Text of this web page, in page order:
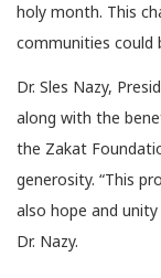
holy month. This
communities could
Dr. Sles Nazy,
along with the
the Zakat
generosity. “This
also hope and
Dr. Nazy.